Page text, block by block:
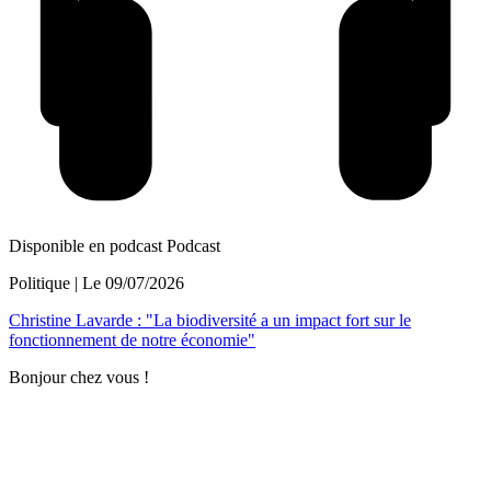
Disponible en podcast Podcast
Politique | Le 09/07/2026
Christine Lavarde : "La biodiversité a un impact fort sur le
fonctionnement de notre économie"
Bonjour chez vous !